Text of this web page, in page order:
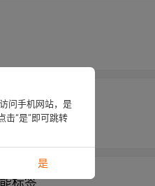
禁卡
问手机网站，是
击“是”即可跳转
是